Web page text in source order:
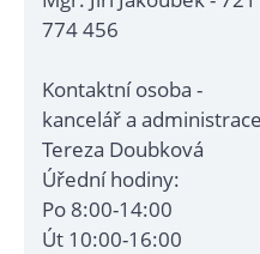
774 456
Kontaktní osoba -
kancelář a administrace
Tereza Doubková
Úřední hodiny:
Po 8:00-14:00
Út 10:00-16:00